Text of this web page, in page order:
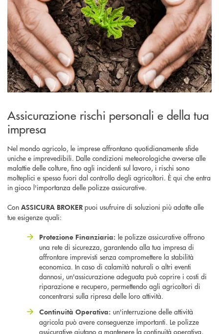
Assicurazione rischi personali e della tua
impresa
Nel mondo agricolo, le imprese affrontano quotidianamente sfide
uniche e imprevedibili. Dalle condizioni meteorologiche avverse alle
malattie delle colture, fino agli incidenti sul lavoro, i rischi sono
molteplici e spesso fuori dal controllo degli agricoltori. È qui che entra
in gioco l'importanza delle polizze assicurative.
Con ASSICURA BROKER puoi usufruire di soluzioni più adatte alle
tue esigenze quali:
Protezione Finanziaria: le polizze assicurative offrono
una rete di sicurezza, garantendo alla tua impresa di
affrontare imprevisti senza compromettere la stabilità
economica. In caso di calamità naturali o altri eventi
dannosi, un'assicurazione adeguata può coprire i costi di
riparazione e recupero, permettendo agli agricoltori di
concentrarsi sulla ripresa delle loro attività.
Continuità Operativa: un'interruzione delle attività
agricola può avere conseguenze importanti. Le polizze
assicurative aiutano a mantenere la continuità operativa,